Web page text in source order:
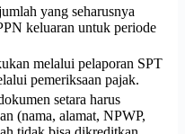
yang seharusnya
keluaran untuk periode
melalui pelaporan SPT
pemeriksaan pajak.
setara harus
(nama, alamat, NPWP,